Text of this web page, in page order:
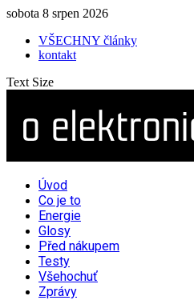
sobota 8 srpen 2026
VŠECHNY články
kontakt
Text Size
Úvod
Co je to
Energie
Glosy
Před nákupem
Testy
Všehochuť
Zprávy